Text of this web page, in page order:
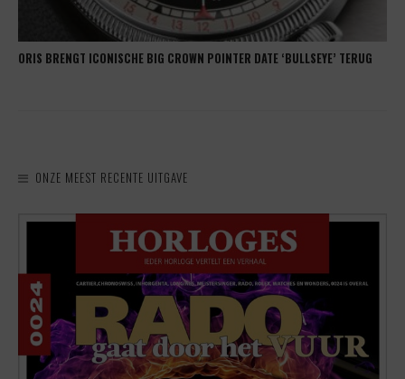
ORIS BRENGT ICONISCHE BIG CROWN POINTER DATE ‘BULLSEYE’ TERUG
ONZE MEEST RECENTE UITGAVE